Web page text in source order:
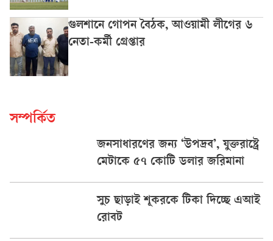
গুলশানে গোপন বৈঠক, আওয়ামী লীগের ৬
নেতা-কর্মী গ্রেপ্তার
সম্পর্কিত
জনসাধারণের জন্য ‘উপদ্রব’, যুক্তরাষ্ট্রে
মেটাকে ৫৭ কোটি ডলার জরিমানা
সুচ ছাড়াই শূকরকে টিকা দিচ্ছে এআই
রোবট